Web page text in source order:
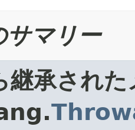
サマリー
継承された